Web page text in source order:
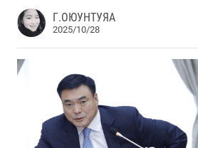
Г.ОЮУНТУЯА
2025/10/28